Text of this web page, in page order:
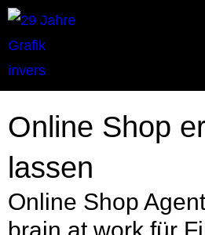
Online Shop
lassen
Online Shop